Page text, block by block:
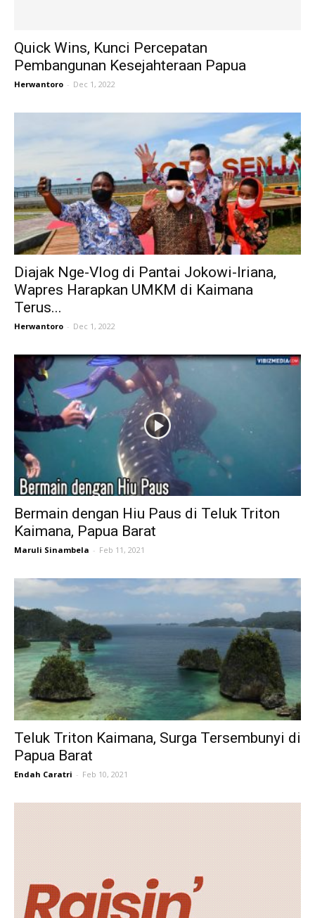
Quick Wins, Kunci Percepatan
Pembangunan Kesejahteraan Papua
Herwantoro - Dec 1, 2022
Diajak Nge-Vlog di Pantai Jokowi-Iriana,
Wapres Harapkan UMKM di Kaimana
Terus...
Herwantoro - Dec 1, 2022
Bermain dengan Hiu Paus di Teluk Triton
Kaimana, Papua Barat
Maruli Sinambela - Feb 11, 2021
Teluk Triton Kaimana, Surga Tersembunyi di
Papua Barat
Endah Caratri - Feb 10, 2021